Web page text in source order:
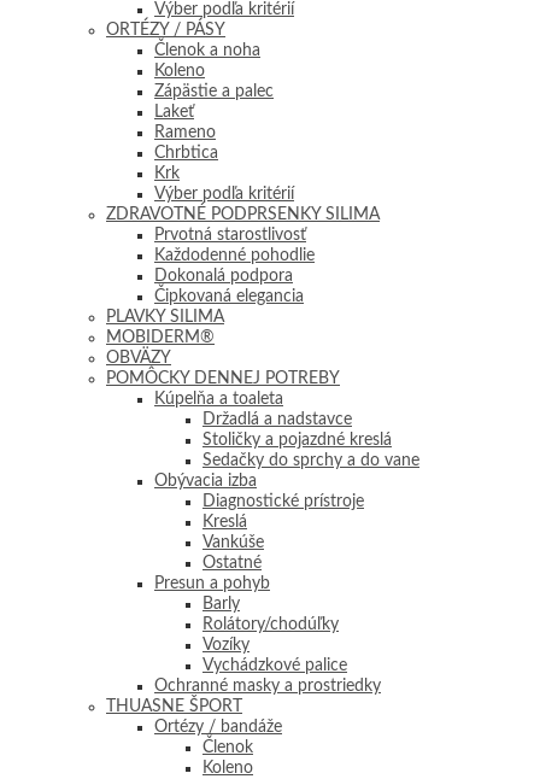
Výber podľa kritérií
ORTÉZY / PÁSY
Členok a noha
Koleno
Zápästie a palec
Lakeť
Rameno
Chrbtica
Krk
Výber podľa kritérií
ZDRAVOTNÉ PODPRSENKY SILIMA
Prvotná starostlivosť
Každodenné pohodlie
Dokonalá podpora
Čipkovaná elegancia
PLAVKY SILIMA
MOBIDERM®
OBVÄZY
POMÔCKY DENNEJ POTREBY
Kúpelňa a toaleta
Držadlá a nadstavce
Stoličky a pojazdné kreslá
Sedačky do sprchy a do vane
Obývacia izba
Diagnostické prístroje
Kreslá
Vankúše
Ostatné
Presun a pohyb
Barly
Rolátory/chodúľky
Vozíky
Vychádzkové palice
Ochranné masky a prostriedky
THUASNE ŠPORT
Ortézy / bandáže
Členok
Koleno